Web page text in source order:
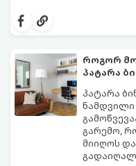
როგორ
პატარა
პატარა
ნამდვილი
გარემო,
მიიღოს